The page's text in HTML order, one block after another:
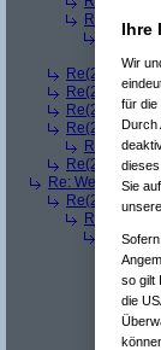
Re(3):
Re(4):
Re(2):
Re(2):
Re(2):
Re(2):
Re(3):
Re(2):
Re: Welches
Re(2):
Re(3):
Re(4):
Ihre
Wir
für die
Durch
Sie
so gilt
die